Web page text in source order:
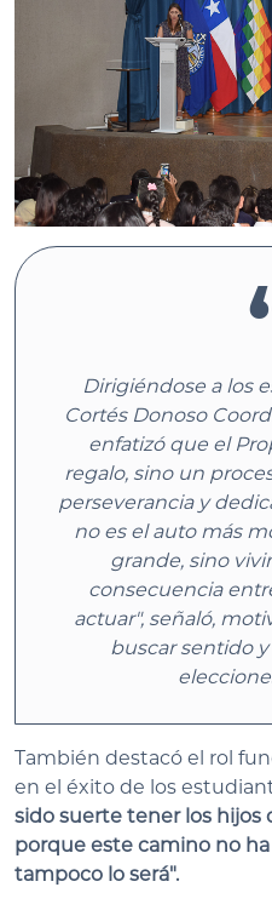
Dirigiéndose a los
Cortés Donoso
enfatizó que el
regalo, sino un
perseverancia y
no es el auto más
grande, sino
consecuencia
actuar", señaló,
buscar sentido
También destacó el rol
en el éxito de los
sido suerte tener los hijos
porque este camino no
tampoco lo será".